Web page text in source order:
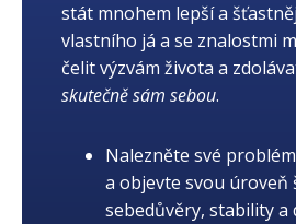
stát mnohem lepší a
vlastního já a se znalostmi
čelit výzvám života a
skutečně sám sebou.
Nalezněte své
a objevte svou úroveň
sebedůvěry, stability a